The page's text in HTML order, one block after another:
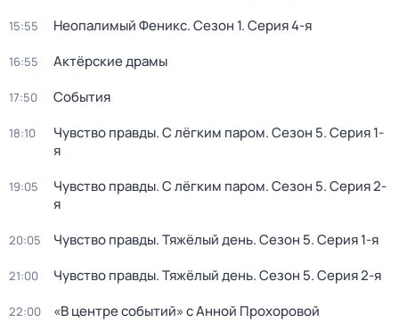
15:55 Неопалимый Феникс. Сезон 1. Серия 4-я
16:55 Актёрские драмы
17:50 События
18:10 Чувство правды. С лёгким паром. Сезон 5. Серия 1-
я
19:05 Чувство правды. С лёгким паром. Сезон 5. Серия 2-
я
20:05 Чувство правды. Тяжёлый день. Сезон 5. Серия 1-я
21:00 Чувство правды. Тяжёлый день. Сезон 5. Серия 2-я
22:00 «В центре событий» с Анной Прохоровой